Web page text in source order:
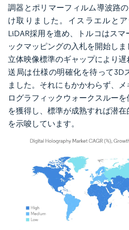
調器とポリマーフィルム導波路
け取りました。イスラエルと
LiDAR採用を進め、トルコはス
ックマッピングの入札を開始し
立体映像標準のギャップにより
送局は仕様の明確化を待って3D
ました。それにもかかわらず、
ログラフィックウォークスルー
を獲得し、標準が成熟すれば潜
を示唆しています。